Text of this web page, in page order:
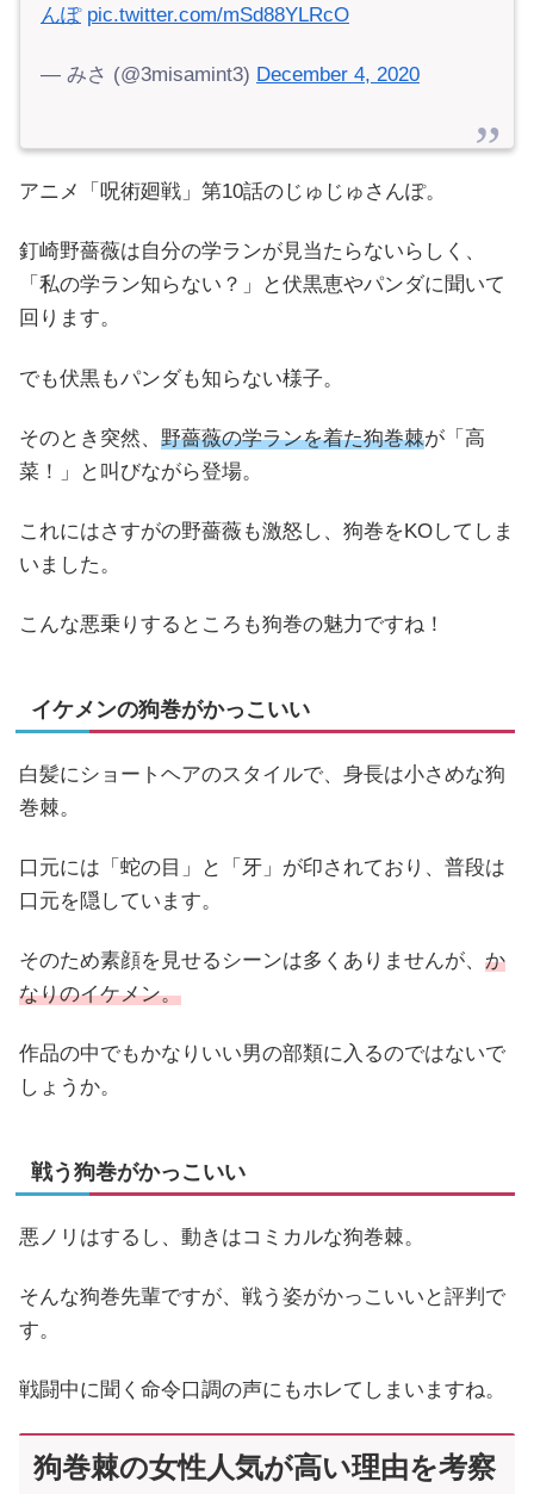
んぽ pic.twitter.com/mSd88YLRcO
— みさ (@3misamint3) December 4, 2020
アニメ「呪術廻戦」第10話のじゅじゅさんぽ。
釘崎野薔薇は自分の学ランが見当たらないらしく、
「私の学ラン知らない？」と伏黒恵やパンダに聞いて
回ります。
でも伏黒もパンダも知らない様子。
そのとき突然、 野薔薇の学ランを着た狗巻棘が「高
菜！」と叫びながら登場。
これにはさすがの野薔薇も激怒し、狗巻をKOしてしま
いました。
こんな悪乗りするところも狗巻の魅力ですね！
イケメンの狗巻がかっこいい
白髪にショートヘアのスタイルで、身長は小さめな狗
巻棘。
口元には「蛇の目」と「牙」が印されており、普段は
口元を隠しています。
そのため素顔を見せるシーンは多くありませんが、 か
なりのイケメン。
作品の中でもかなりいい男の部類に入るのではないで
しょうか。
戦う狗巻がかっこいい
悪ノリはするし、動きはコミカルな狗巻棘。
そんな狗巻先輩ですが、戦う姿がかっこいいと評判で
す。
戦闘中に聞く命令口調の声にもホレてしまいますね。
狗巻棘の女性人気が高い理由を考察